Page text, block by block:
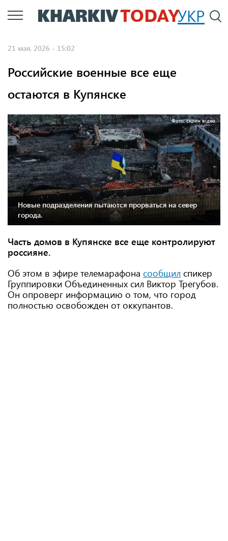
Перейти
к
УКР
21 мая, 2026 - 15:02
Российские военные все еще
остаются в Купянске
Фото: скрин відео
Новые подразделения пытаются прорваться на север
города.
Часть домов в Купянске все еще контролируют
россияне.
Об этом в эфире телемарафона сообщил спикер
Группировки Объединенных сил Виктор Трегубов.
Он опроверг информацию о том, что город
полностью освобожден от оккупантов.